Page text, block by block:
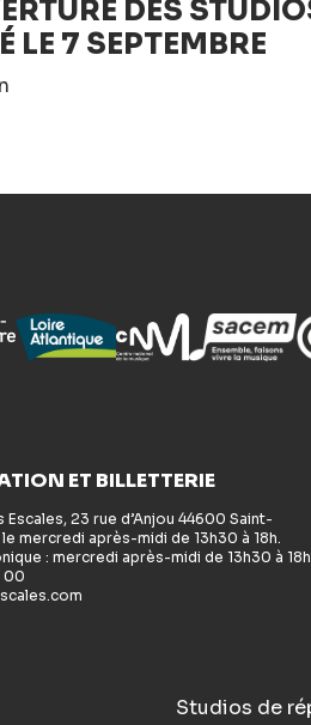
DES
LE 7 SEPTEMBRE
ET BILLETTERIE
Escales, 23 rue d’Anjou 44600 Saint-
mercredi après-midi de 13h30 à 18h.
: mercredi après-midi de 13h30 à 18h
00
Studios de